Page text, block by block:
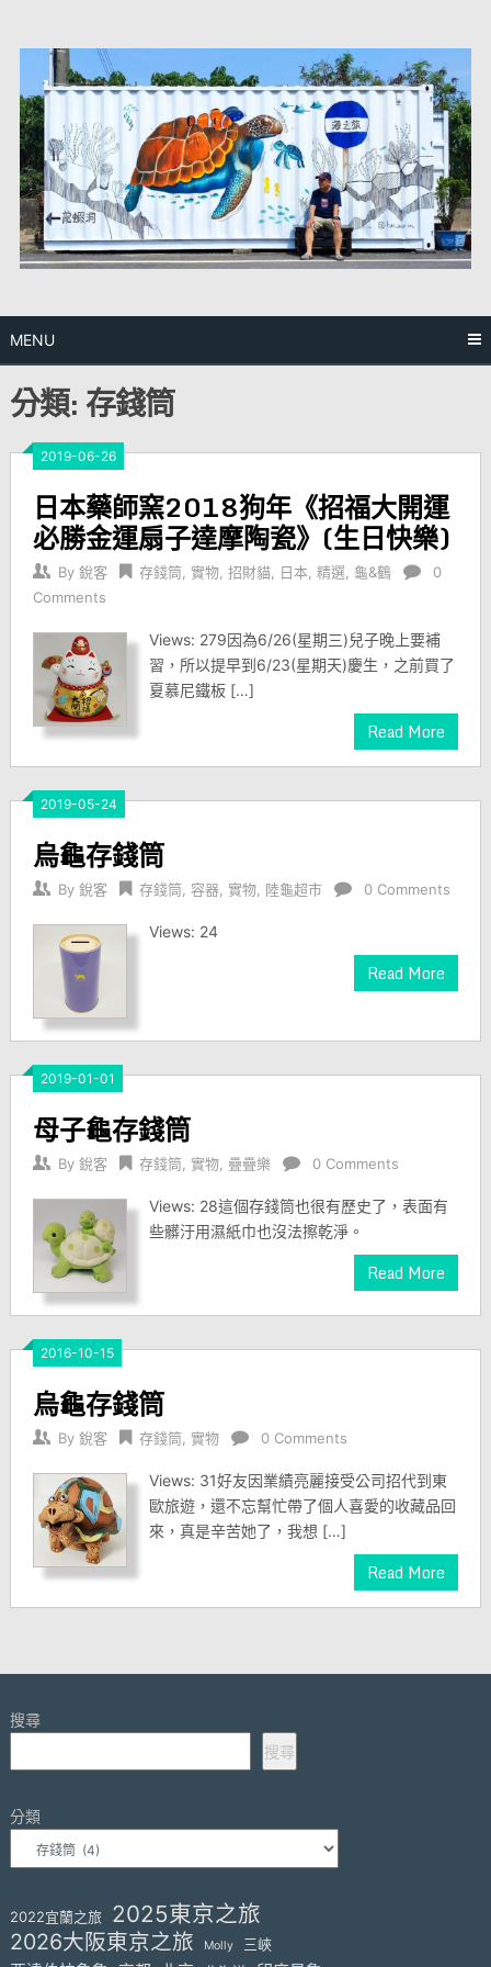
content
MENU
分類:存錢筒
2019-06-26
日本藥師窯2018狗年《招福大開運
必勝金運扇子達摩陶瓷》(生日快樂)
By 銳客 存錢筒, 實物, 招財貓, 日本, 精選, 龜&鶴
0
Comments
Views: 279因為6/26(星期三)兒子晚上要補
習，所以提早到6/23(星期天)慶生，之前買了
夏慕尼鐵板 […]
Read More
2019-05-24
烏龜存錢筒
By 銳客 存錢筒, 容器, 實物, 陸龜超市 0 Comments
Views: 24
Read More
2019-01-01
母子龜存錢筒
By 銳客 存錢筒, 實物, 疊疊樂 0 Comments
Views: 28這個存錢筒也很有歷史了，表面有
些髒汙用濕紙巾也沒法擦乾淨。
Read More
2016-10-15
烏龜存錢筒
By 銳客 存錢筒, 實物 0 Comments
Views: 31好友因業績亮麗接受公司招代到東
歐旅遊，還不忘幫忙帶了個人喜愛的收藏品回
來，真是辛苦她了，我想 […]
Read More
搜尋
搜尋
分類
2022宜蘭之旅 2025東京之旅
2026大阪東京之旅 Molly 三峽